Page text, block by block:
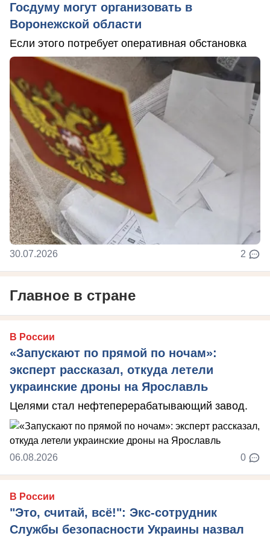
Госдуму могут организовать в
Воронежской области
Если этого потребует оперативная обстановка
30.07.2026 2
Главное в стране
В России
«Запускают по прямой по ночам»:
эксперт рассказал, откуда летели
украинские дроны на Ярославль
Целями стал нефтеперерабатывающий завод.
06.08.2026 0
В России
"Это, считай, всё!": Экс-сотрудник
Службы безопасности Украины назвал